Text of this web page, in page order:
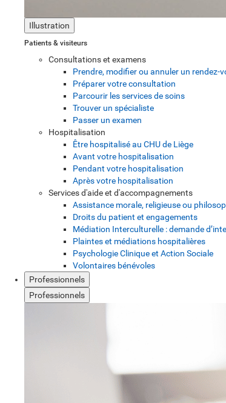
Illustration
Patients & visiteurs
Consultations et examens
Prendre, modifier ou annuler un rendez-
Préparer votre consultation
Parcourir les services de soins
Trouver un spécialiste
Passer un examen
Hospitalisation
Être hospitalisé au CHU de Liège
Avant votre hospitalisation
Pendant votre hospitalisation
Après votre hospitalisation
Services d'aide et d'accompagnements
Assistance morale, religieuse ou
Droits du patient et engagements
Médiation Interculturelle : demande
Plaintes et médiations hospitalières
Psychologie Clinique et Action Sociale
Volontaires bénévoles
Professionnels
Professionnels